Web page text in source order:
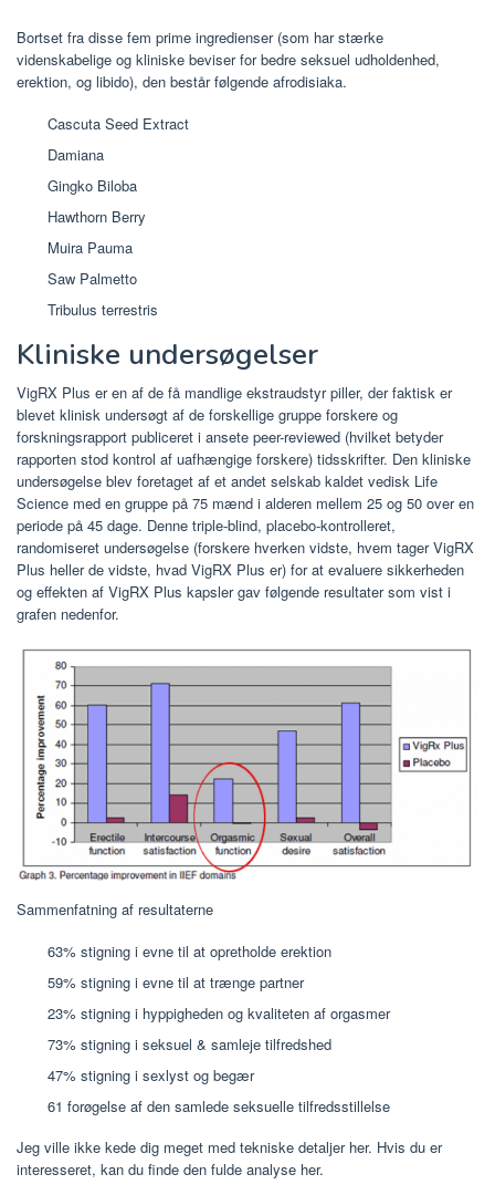
Bortset fra disse fem prime ingredienser (som har stærke
videnskabelige og kliniske beviser for bedre seksuel udholdenhed,
erektion, og libido), den består følgende afrodisiaka.
Cascuta Seed Extract
Damiana
Gingko Biloba
Hawthorn Berry
Muira Pauma
Saw Palmetto
Tribulus terrestris
Kliniske undersøgelser
VigRX Plus er en af ​​de få mandlige ekstraudstyr piller, der faktisk er
blevet klinisk undersøgt af de forskellige gruppe forskere og
forskningsrapport publiceret i ansete peer-reviewed (hvilket betyder
rapporten stod kontrol af uafhængige forskere) tidsskrifter. Den kliniske
undersøgelse blev foretaget af et andet selskab kaldet vedisk Life
Science med en gruppe på 75 mænd i alderen mellem 25 og 50 over en
periode på 45 dage. Denne triple-blind, placebo-kontrolleret,
randomiseret undersøgelse (forskere hverken vidste, hvem tager VigRX
Plus heller de vidste, hvad VigRX Plus er) for at evaluere sikkerheden
og effekten af ​​VigRX Plus kapsler gav følgende resultater som vist i
grafen nedenfor.
Sammenfatning af resultaterne
63% stigning i evne til at opretholde erektion
59% stigning i evne til at trænge partner
23% stigning i hyppigheden og kvaliteten af ​​orgasmer
73% stigning i seksuel & samleje tilfredshed
47% stigning i sexlyst og begær
61 forøgelse af den samlede seksuelle tilfredsstillelse
Jeg ville ikke kede dig meget med tekniske detaljer her. Hvis du er
interesseret, kan du finde den fulde analyse her.